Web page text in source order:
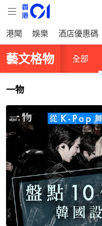
港聞 娛樂 酒店優惠碼
藝文格物 全部
一物